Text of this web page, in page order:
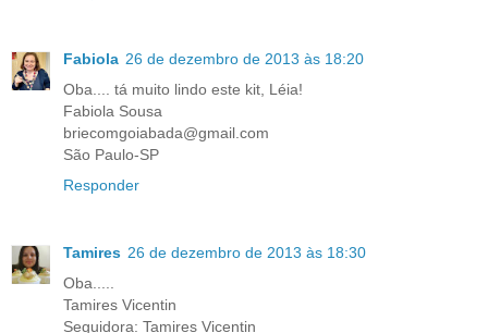
Fabiola 26 de dezembro de 2013 às 18:20
Oba.... tá muito lindo este kit, Léia!
Fabiola Sousa
briecomgoiabada@gmail.com
São Paulo-SP
Responder
Tamires 26 de dezembro de 2013 às 18:30
Oba.....
Tamires Vicentin
Seguidora: Tamires Vicentin